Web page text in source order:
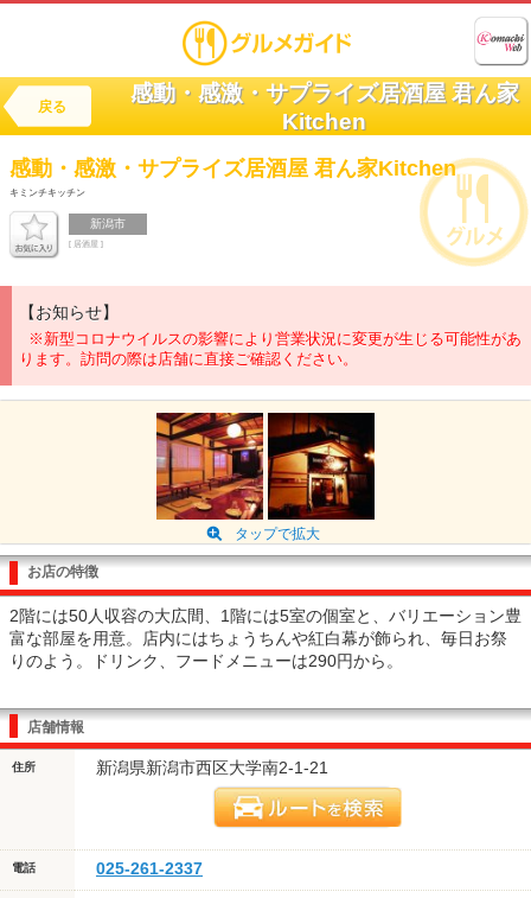
戻る
感動・感激・サプライズ居酒屋 君ん家
Kitchen
感動・感激・サプライズ居酒屋 君ん家Kitchen
キミンチキッチン
新潟市
[ 居酒屋 ]
【お知らせ】
※新型コロナウイルスの影響により営業状況に変更が生じる可能性があ
ります。訪問の際は店舗に直接ご確認ください。
タップで拡大
お店の特徴
2階には50人収容の大広間、1階には5室の個室と、バリエーション豊
富な部屋を用意。店内にはちょうちんや紅白幕が飾られ、毎日お祭
りのよう。ドリンク、フードメニューは290円から。
店舗情報
住所 新潟県新潟市西区大学南2-1-21
電話 025-261-2337